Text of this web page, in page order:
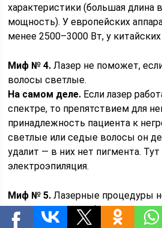
характеристики (большая длина
мощность). У европейских
менее 2500–3000 Вт, у
Миф № 4. Лазер не поможет,
волосы светлые.
На самом деле. Если лазер
спектре, то препятствием для
принадлежность пациента к
светлые или седые волосы он
удалит — в них нет пигмента.
электроэпиляция.
Миф № 5. Лазерные процедуры
Иначе можно заработать
На самом деле.Качественный